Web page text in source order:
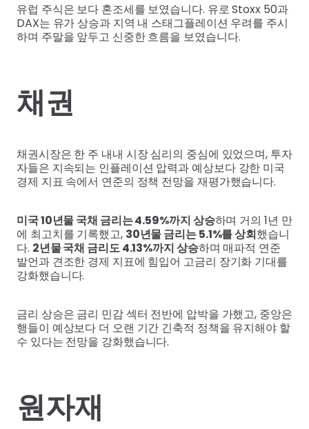
유럽 주식은 보다 혼조세를 보였습니다. 유로 Stoxx 50과
DAX는 유가 상승과 지역 내 스태그플레이션 우려를 주시
하며 주말을 앞두고 신중한 흐름을 보였습니다.
채권
채권시장은 한 주 내내 시장 심리의 중심에 있었으며, 투자
자들은 지속되는 인플레이션 압력과 예상보다 강한 미국
경제 지표 속에서 연준의 정책 전망을 재평가했습니다.
미국 10년물 국채 금리는 4.59%까지 상승하며 거의 1년 만
에 최고치를 기록했고, 30년물 금리는 5.1%를 상회했습니
다. 2년물 국채 금리도 4.13%까지 상승하며 매파적 연준
발언과 견조한 경제 지표에 힘입어 고금리 장기화 기대를
강화했습니다.
금리 상승은 금리 민감 섹터 전반에 압박을 가했고, 중앙은
행들이 예상보다 더 오랜 기간 긴축적 정책을 유지해야 할
수 있다는 전망을 강화했습니다.
원자재